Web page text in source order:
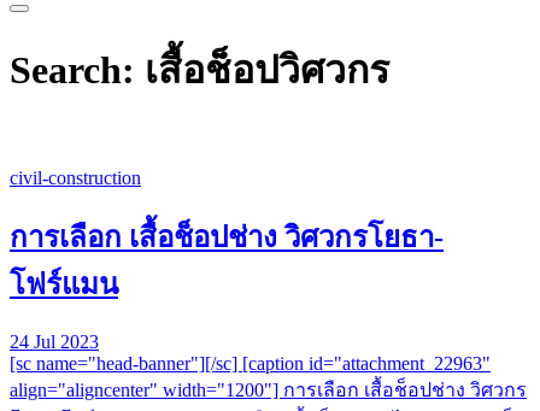
Search: เสื้อช็อปวิศวกร
civil-construction
การเลือก เสื้อช็อปช่าง วิศวกรโยธา-
โฟร์แมน
24 Jul 2023
[sc name="head-banner"][/sc] [caption id="attachment_22963"
align="aligncenter" width="1200"] การเลือก เสื้อช็อปช่าง วิศวกร